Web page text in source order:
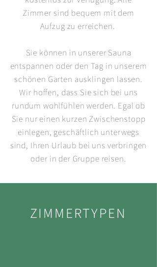
Zimmer sind bequem mit dem
Aufzug zu erreichen.
Sie können in unserer Sauna
entspannen oder den Tag in unserem
schönen Garten ausklingen lassen.
Wir hoffen, dass Sie sich bei uns
rundum wohlfühlen werden. Egal ob
Sie nur einen kurzen Zwischenstopp
einlegen, geschäftlich unterwegs
sind, Ihren Urlaub bei uns verbringen
oder in der Gruppe reisen.
ZIMMERTYPEN